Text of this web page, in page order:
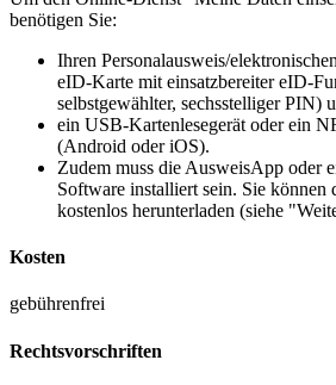
benötigen Sie:
Ihren Personalausweis/
eID-Karte mit einsatzbereiter eID-
selbstgewählter, sechsstelliger PIN)
ein USB-Kartenlesegerät oder ein
(Android oder iOS).
Zudem muss die AusweisApp oder
Software installiert sein. Sie können
kostenlos herunterladen (siehe
Kosten
gebührenfrei
Rechtsvorschriften